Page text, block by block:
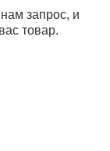
запрос, и
товар.